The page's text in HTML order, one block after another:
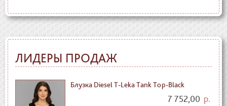
ЛИДЕРЫ ПРОДАЖ
Блузка Diesel T-Leka Tank Top-Black
7 752,00 р.